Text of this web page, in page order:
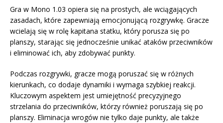
Gra w Mono 1.03 opiera się na prostych, ale wciągających
zasadach, które zapewniają emocjonującą rozgrywkę. Gracze
wcielają się w rolę kapitana statku, który porusza się po
planszy, starając się jednocześnie unikać ataków przeciwników
i eliminować ich, aby zdobywać punkty.
Podczas rozgrywki, gracze mogą poruszać się w różnych
kierunkach, co dodaje dynamiki i wymaga szybkiej reakcji.
Kluczowym aspektem jest umiejętność precyzyjnego
strzelania do przeciwników, którzy również poruszają się po
planszy. Eliminacja wrogów nie tylko daje punkty, ale także